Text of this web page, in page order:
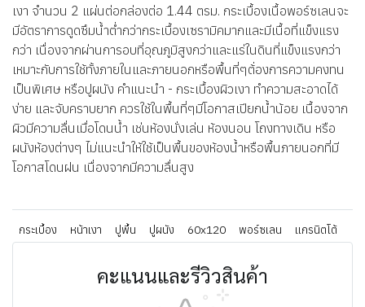
เงา จำนวน 2 แผ่นต่อกล่องต่อ 1.44 ตรม. กระเบื้องเนื้อพอร์ซเลนจะ
มีอัตราการดูดซึมน้ำต่ำกว่ากระเบื้องเซรามิคมากและมีเนื้อที่แข็งแรง
กว่า เนื่องจากผ่านการอบที่อุณภูมิสูงกว่าและแร่ในดินที่แข็งแรงกว่า
เหมาะกับการใช้ทั้งภายในและภายนอกหรือพื้นที่ๆต้่องการความคงทน
เป็นพิเศษ หรือปูผนัง คำแนะนำ - กระเบื้องผิวเงา ทำความสะอาดได้
ง่าย และจับคราบยาก ควรใช้ในพื้นที่ๆมีโอกาสเปียกน้ำน้อย เนื้องจาก
ผิวมีความลื่นเมื่อโดนน้ำ เช่นห้องนั่งเล่น ห้องนอน โถงทางเดิน หรือ
ผนังห้องต่างๆ ไม่แนะนำให้ใช้เป็นพื้นของห้องน้ำหรือพื้นภายนอกที่มี
โอกาสโดนฝน เนื่องจากมีความลื่นสูง
กระเบื้อง หน้าเงา ปูพื้น ปูผนัง 60x120 พอร์ซเลน แกรนิตโต้
คะแนนและรีวิวสินค้า